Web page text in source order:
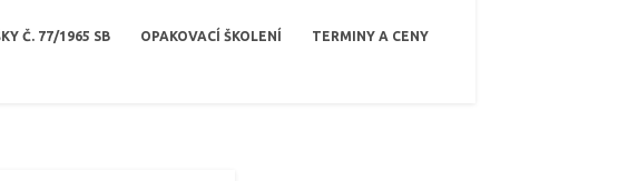
Č. 77/1965 SB OPAKOVACÍ ŠKOLENÍ TERMINY A CENY